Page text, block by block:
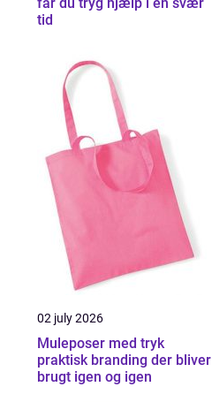
tid
02 july 2026
Muleposer med tryk
praktisk branding der bliver
brugt igen og igen